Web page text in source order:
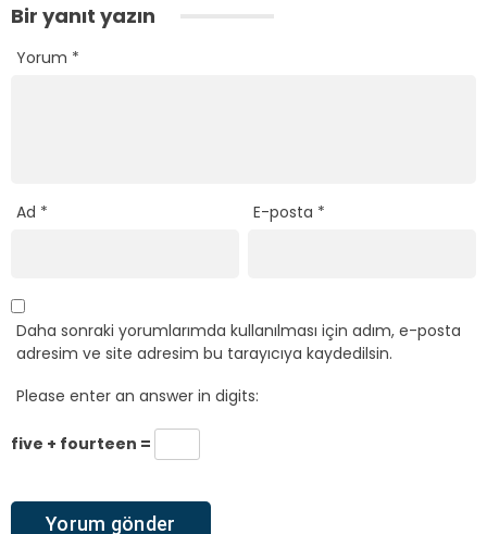
Bir yanıt yazın
Yorum *
Ad * E-posta *
Daha sonraki yorumlarımda kullanılması için adım, e-posta
adresim ve site adresim bu tarayıcıya kaydedilsin.
Please enter an answer in digits:
five + fourteen =